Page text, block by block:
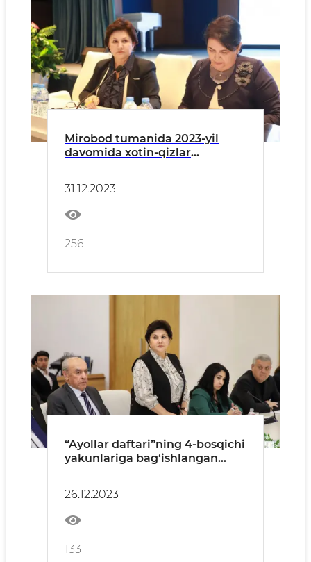
Mirobod tumanida 2023-yil
davomida xotin-qizlar
quvvatlash bo‘yicha amalga
oshirilgan ishlar
31.12.2023
256
“Ayollar daftari”ning 4-bosqichi
yakunlariga bag‘ishlangan
26.12.2023
133